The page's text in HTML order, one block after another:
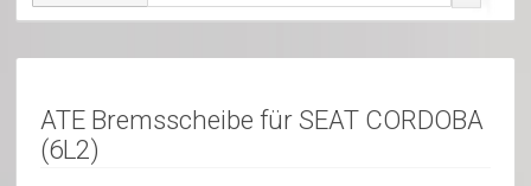
ATE Bremsscheibe für SEAT CORDOBA
(6L2)